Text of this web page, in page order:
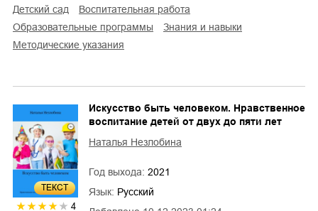
детский сад
воспитательная работа
образовательные программы
знания и навыки
методические указания
ТЕКСТ
4
Искусство быть человеком. Нравственное
воспитание детей от двух до пяти лет
Наталья Незлобина
Год выхода: 2021
Язык: Русский